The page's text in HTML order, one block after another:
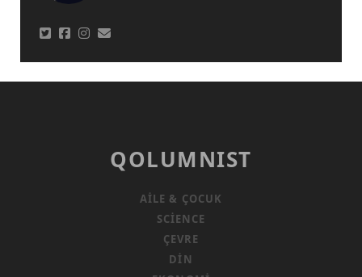
QOLUMNIST
AILE & ÇOCUK
SCIENCE
ÇEVRE
DIN